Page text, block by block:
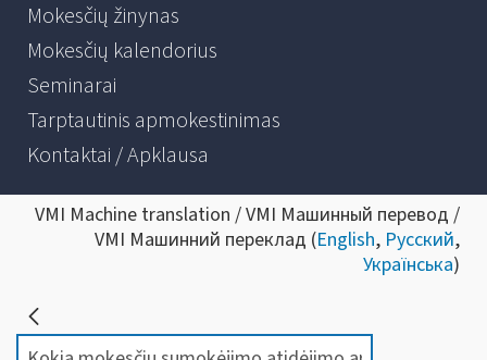
Mokesčių žinynas
Mokesčių kalendorius
Seminarai
Tarptautinis apmokestinimas
Kontaktai / Apklausa
VMI Machine translation / VMI Машинный перевод /
VMI Машинний переклад (English, Русский,
Українська)